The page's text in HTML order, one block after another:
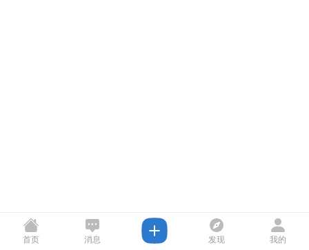
首页 消息 发现 我的